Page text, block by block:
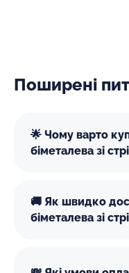
Поширені
🌟 Чому варто
біметалева зі
🚚 Як швидко
біметалева зі